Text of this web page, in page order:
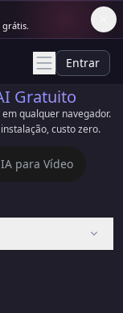
Entrar
Gratuito
qualquer navegador.
custo zero.
para Vídeo